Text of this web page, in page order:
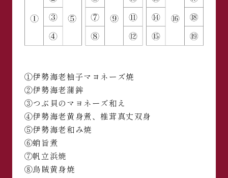
①伊勢海老柚子マヨネーズ焼
②伊勢海老蒲鉾
③つぶ貝のマヨネーズ和え
④伊勢海老黄身煮、椎茸真丈双身
⑤伊勢海老和み焼
⑥蛸旨煮
⑦帆立浜焼
⑧烏賊黄身焼